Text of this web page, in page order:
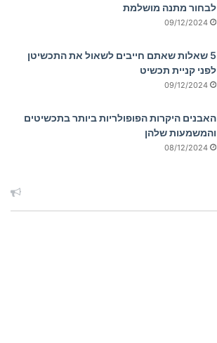
לבחור מתנה מושלמת
09/12/2024
5 שאלות שאתם חייבים לשאול את התכשיטן
לפני קניית תכשיט
09/12/2024
האבנים היקרות הפופולריות ביותר בתכשיטים
והמשמעות שלהן
08/12/2024